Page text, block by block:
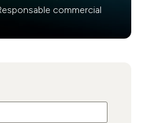
commercial